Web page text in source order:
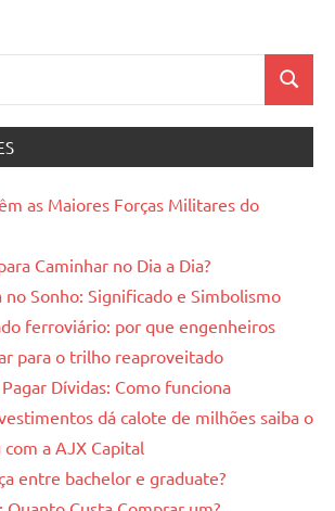
as Maiores Forças Militares do
Caminhar no Dia a Dia?
no Sonho: Significado e Simbolismo
ferroviário: por que engenheiros
para o trilho reaproveitado
Dívidas: Como funciona
dá calote de milhões saiba o
a AJX Capital
entre bachelor e graduate?